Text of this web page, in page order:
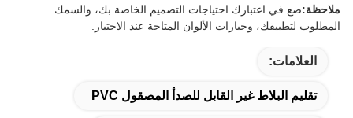
ملاحظة:ضع في اعتبارك احتياجات التصميم الخاصة بك، والسمك
المطلوب لتطبيقك، وخيارات الألوان المتاحة عند الاختيار.
العلامات:
تقليم البلاط غير القابل للصدأ المصقول PVC